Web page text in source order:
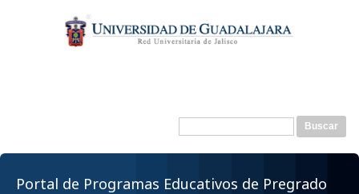
contenido
principal
Formulario de
Buscar
Portal de Programas Educativos de Pregrado